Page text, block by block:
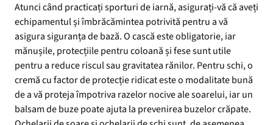
Atunci când practicați sporturi de iarnă, asigurați-vă că aveți
echipamentul și îmbrăcămintea potrivită pentru a vă
asigura siguranța de bază. O cască este obligatorie, iar
mănușile, protecțiile pentru coloană și fese sunt utile
pentru a reduce riscul sau gravitatea rănilor. Pentru schi, o
cremă cu factor de protecție ridicat este o modalitate bună
de a vă proteja împotriva razelor nocive ale soarelui, iar un
balsam de buze poate ajuta la prevenirea buzelor crăpate.